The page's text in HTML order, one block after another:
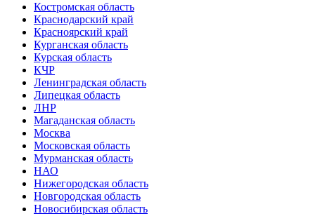
Костромская область
Краснодарский край
Красноярский край
Курганская область
Курская область
КЧР
Ленинградская область
Липецкая область
ЛНР
Магаданская область
Москва
Московская область
Мурманская область
НАО
Нижегородская область
Новгородская область
Новосибирская область